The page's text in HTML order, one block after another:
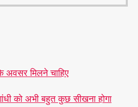
मिलने चाहिए
को अभी बहुत कुछ सीखना होगा